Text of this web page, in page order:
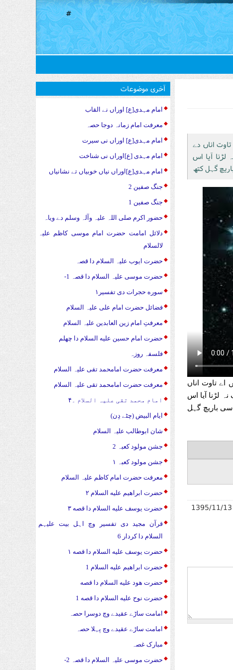
#
اے تاوت اناں دے
لڑنا آیا اس
گہل کتھ
نئیں اے تاوت اناں
لڑنا آیا اس
باریچ گہل
1395/11/13
آخری موضوعات
امام مہدی[ع] اوراں نے القاب
معرفت امام زمانہ دوجا حصہ
امام مہدی[ع] اوراں نی سیرت
امام مہدی [ع]اوراں نی شناخت
امام مہدی[ع]اوراں نیاں خوبیاں تے نشانیاں
جنگ صفین 2
جنگ صفین 1
حضور اکرم صلی اللہ علیہ وآلہ وسلم دے ویاہ
دلائل امامت حضرت امام موسی کاظم علیہ
لالسلام
حضرت ایوب علیہ السلام دا قصہ
حضرت موسی علیہ السلام دا قصہ 1-
سوره حجرات دی تفسیر۱
فضائل حضرت امام علی علیہ السلام
معرفتِ امام زین العابدین علیہ السلام
حضرت امام حسین علیه السلام دا چهلم
فلسفہ روزہ
معرفت حضرت امامحمد تقی علیہ السلام
معرفت حضرت امامحمد تقی علیہ السلام
امام محمد تقی علیہ السلام ۔۴
ایام البیض (چٹے دِن)
شان ابوطالب علیہ السلام
جشن مولود کعبہ 2
جشن مولود کعبہ ۱
معرفت حضرت امام کاظم علیہ السلام
حضرت ابراهیم علیه السلام ۲
حضرت يوسف علیه السلام دا قصه ۳
قرآن مجید دی تفسیر وچ اہل بیت علیہم
السلام دا کردار 6
حضرت يوسف علیه السلام دا قصه ۱
حضرت ابراهیم علیه السلام 1
حضرت هود علیه السلام دا قصه
حضرت نوح علیه السلام دا قصه 1
امامت ساڑے عقیدے وچ دوسرا حصہ
امامت ساڑے عقیدے وچ پہلا حصہ
مبارک غصہ
حضرت موسی علیہ السلام دا قصہ 2-